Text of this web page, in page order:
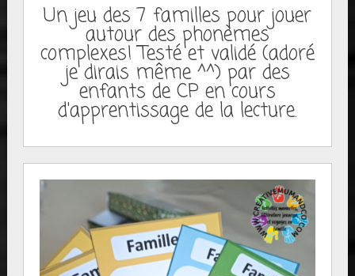
Un jeu des 7 familles pour jouer
autour des phonèmes
complexes! Testé et validé (adoré
je dirais même ^^) par des
enfants de CP en cours
d'apprentissage de la lecture.